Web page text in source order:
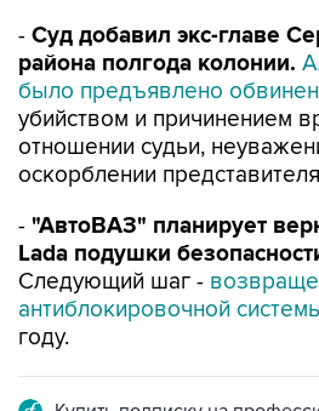
- Суд добавил экс-главе
района полгода колонии.
было предъявлено
убийством и причинением
отношении судьи,
оскорблении
- "АвтоВАЗ" планирует
Lada подушки
Следующий шаг -
антиблокировочной
году.